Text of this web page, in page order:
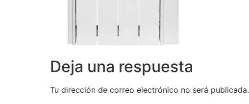
Deja una respuesta
Tu dirección de correo electrónico no será publicada.